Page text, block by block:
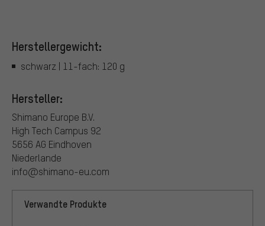
Herstellergewicht:
schwarz | 11-fach: 120 g
Hersteller:
Shimano Europe B.V.
High Tech Campus 92
5656 AG Eindhoven
Niederlande
info@shimano-eu.com
Verwandte Produkte